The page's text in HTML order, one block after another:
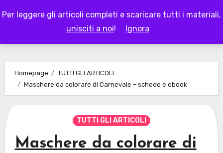
Per leggere gli articoli completi e scaricare tutti i materiali,
unisciti a noi! Ignora
to
LAPAPPADOLCE
Homepage
TUTTI GLI ARTICOLI
Maschere da colorare di Carnevale – schede e ebook
TUTTI GLI ARTICOLI
Maschere da colorare di